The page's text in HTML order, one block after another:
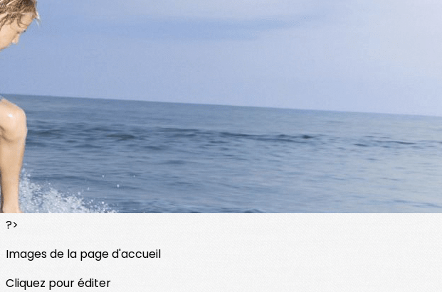
Exporter les lignes sélectionnées
Exporter toutes les colonnes
Menu
<
>
A vous de jouer !
Sorties familles
Fête de la Science
?>
Images de la page d'accueil
Cliquez pour éditer